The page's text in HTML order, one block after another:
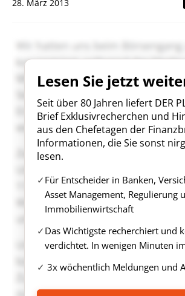
28. März 2013
Lesen Sie jetzt
Seit über 80 Jahren liefert DER
Brief Exklusivrecherchen und
aus den Chefetagen der
Informationen, die Sie sonst
lesen.
Für Entscheider in Banken,
Asset Management, Regulierung
Immobilienwirtschaft
Das Wichtigste recherchiert und
verdichtet. In wenigen Minuten
3x wöchentlich Meldungen und